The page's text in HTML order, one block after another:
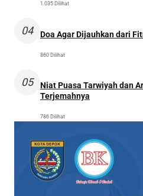
1.035 Dilihat
04 Doa Agar Dijauhkan dari
860 Dilihat
05
Niat Puasa Tarwiyah dan
Terjemahnya
786 Dilihat